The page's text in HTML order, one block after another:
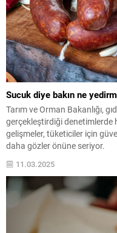
Sucuk diye bakın ne
Tarım ve Orman Bakanlığı,
gerçekleştirdiği denetimlerde
gelişmeler, tüketiciler için
daha gözler önüne seriyor.
11.03.2025